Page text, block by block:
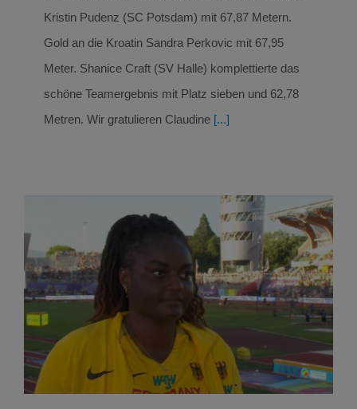
Kristin Pudenz (SC Potsdam) mit 67,87 Metern.
Gold an die Kroatin Sandra Perkovic mit 67,95
Meter. Shanice Craft (SV Halle) komplettierte das
schöne Teamergebnis mit Platz sieben und 62,78
Metren. Wir gratulieren Claudine [...]
Platz 5 für Claudine Vita im WM-Diskusfinale
von Eugene (Oregon, USA)
Leichtathletik Leichtathletik Ergebnisse